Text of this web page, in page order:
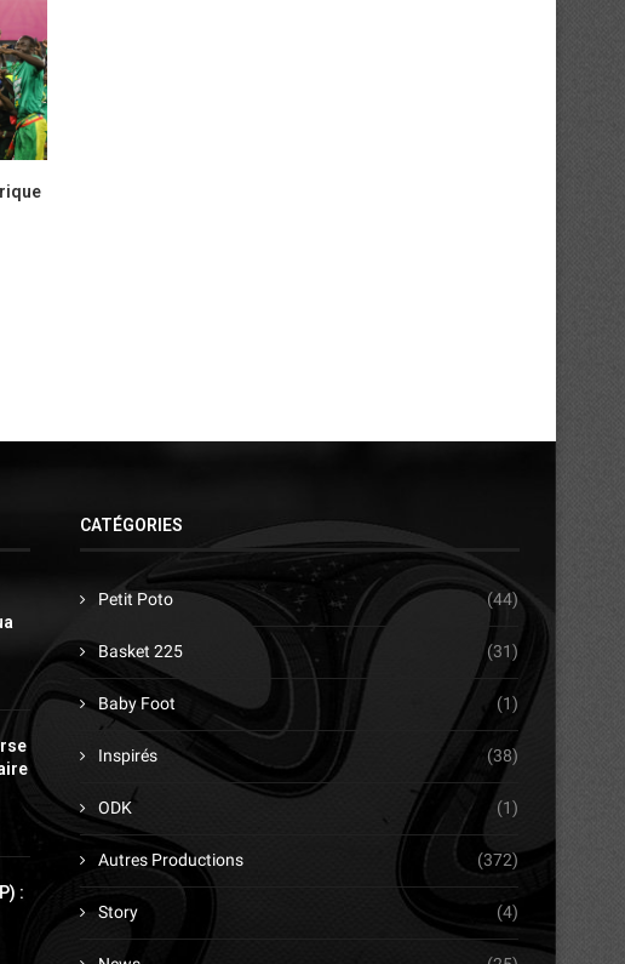
:
CATÉGORIES
Petit Poto (44)
Basket 225 (31)
Baby Foot (1)
Inspirés (38)
ODK (1)
Autres Productions (372)
Story (4)